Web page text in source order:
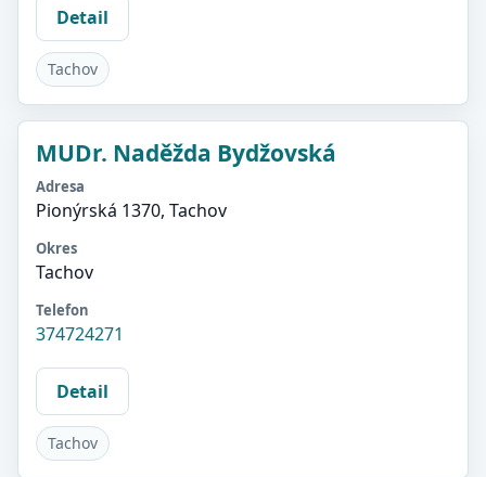
Detail
Tachov
MUDr. Naděžda Bydžovská
Adresa
Pionýrská 1370, Tachov
Okres
Tachov
Telefon
374724271
Detail
Tachov